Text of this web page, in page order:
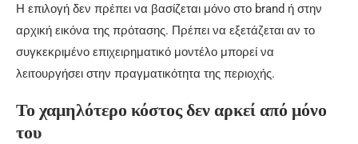
Η επιλογή δεν πρέπει να βασίζεται μόνο στο brand ή στην
αρχική εικόνα της πρότασης. Πρέπει να εξετάζεται αν το
συγκεκριμένο επιχειρηματικό μοντέλο μπορεί να
λειτουργήσει στην πραγματικότητα της περιοχής.
Το χαμηλότερο κόστος δεν αρκεί από μόνο
του